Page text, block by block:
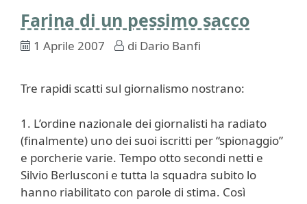
Farina di un pessimo sacco
1 Aprile 2007 di Dario Banfi
Tre rapidi scatti sul giornalismo nostrano:
1. L’ordine nazionale dei giornalisti ha radiato
(finalmente) uno dei suoi iscritti per “spionaggio”
e porcherie varie. Tempo otto secondi netti e
Silvio Berlusconi e tutta la squadra subito lo
hanno riabilitato con parole di stima. Così